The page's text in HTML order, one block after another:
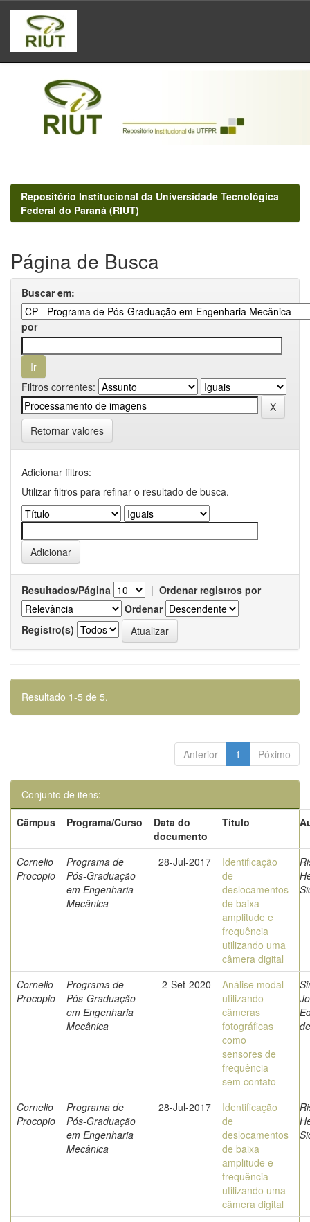
Skip
navigation
Repositório Institucional da Universidade Tecnológica
Federal do Paraná (RIUT)
Página de Busca
Buscar em:
por
Filtros correntes:
Retornar valores
Adicionar filtros:
Utilizar filtros para refinar o resultado de busca.
Resultados/Página | Ordenar registros por
Ordenar
Registro(s)
Resultado 1-5 de 5.
Anterior 1 Póximo
Conjunto de itens:
Câmpus
Programa/Curso
Data do
documento
Título
Cornelio
Procopio
Programa de
Pós-Graduação
em Engenharia
Mecânica
28-Jul-2017
Identificação
de
deslocamentos
de baixa
amplitude e
frequência
utilizando uma
câmera digital
Cornelio
Procopio
Programa de
Pós-Graduação
em Engenharia
Mecânica
2-Set-2020
Análise modal
utilizando
câmeras
fotográficas
como
sensores de
frequência
sem contato
Cornelio
Procopio
Programa de
Pós-Graduação
em Engenharia
Mecânica
28-Jul-2017
Identificação
de
deslocamentos
de baixa
amplitude e
frequência
utilizando uma
câmera digital